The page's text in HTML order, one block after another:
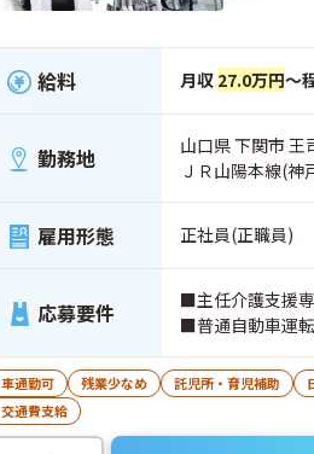
給料 月収 27.0万円～
勤務地
山口県 下関市
ＪＲ山陽本線(
雇用形態 正社員(正職員)
応募要件
■主任介護支援
■普通自動車運
車通勤可 残業少なめ 託児所・育児補助
交通費支給